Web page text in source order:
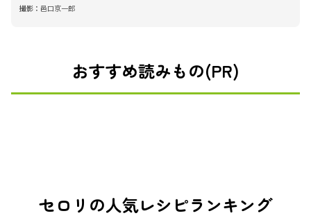
撮影： 邑口京一郎
おすすめ読みもの(PR)
セロリの人気レシピランキング